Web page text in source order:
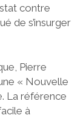
contre
de s’insurger
Pierre
« Nouvelle
La référence
à